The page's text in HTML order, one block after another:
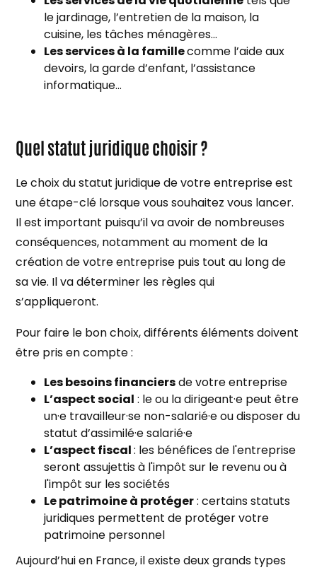
le jardinage, l’entretien de la maison, la
cuisine, les tâches ménagères…
Les services à la famillecomme l’aide aux
devoirs, la garde d’enfant, l’assistance
informatique…
Quel statut juridique choisir ?
Le choix du statut juridique de votre entreprise est
une étape-clé lorsque vous souhaitez vous lancer.
Il est important puisqu’il va avoir de nombreuses
conséquences, notamment au moment de la
création de votre entreprise puis tout au long de
sa vie. Il va déterminer les règles qui
s’appliqueront.
Pour faire le bon choix, différents éléments doivent
être pris en compte :
Les besoins financiersde votre entreprise
L’aspect social : le ou la dirigeant·e peut être
un·e travailleur·se non-salarié·e ou disposer du
statut d’assimilé·e salarié·e
L’aspect fiscal: les bénéfices de l'entreprise
seront assujettis à l'impôt sur le revenu ou à
l'impôt sur les sociétés
Le patrimoine à protéger: certains statuts
juridiques permettent de protéger votre
patrimoine personnel
Aujourd’hui en France, il existe deux grands types